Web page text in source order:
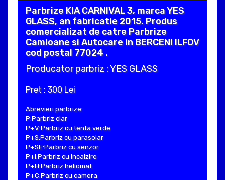
Parbrize KIA CARNIVAL 3, marca YES
GLASS, an fabricatie 2015. Produs
comercializat de catre Parbrize
Camioane si Autocare in BERCENI ILFOV
cod postal 77024 .
Producator parbriz : YES GLASS
Pret : 300 Lei
Abrevieri parbrize:
P:Parbriz clar
P+V:Parbriz cu tenta verde
P+S:Parbriz cu parasolar
P+SE:Parbriz cu senzor
P+I:Parbriz cu incalzire
P+H:Parbriz heliomat
P+C:Parbriz cu camera